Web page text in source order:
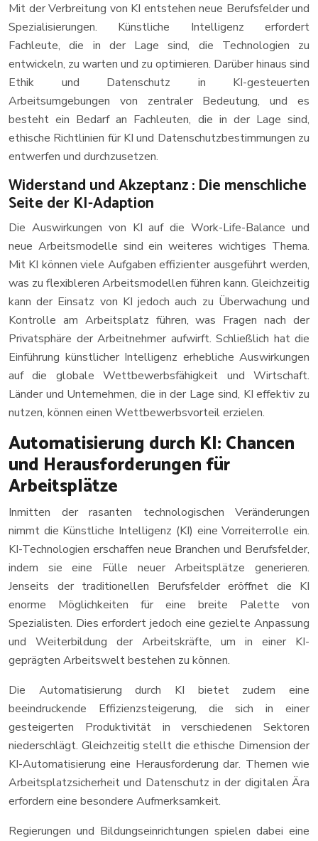
Mit der Verbreitung von KI entstehen neue Berufsfelder und
Spezialisierungen. Künstliche Intelligenz erfordert
Fachleute, die in der Lage sind, die Technologien zu
entwickeln, zu warten und zu optimieren. Darüber hinaus sind
Ethik und Datenschutz in KI-gesteuerten
Arbeitsumgebungen von zentraler Bedeutung, und es
besteht ein Bedarf an Fachleuten, die in der Lage sind,
ethische Richtlinien für KI und Datenschutzbestimmungen zu
entwerfen und durchzusetzen.
Widerstand und Akzeptanz : Die menschliche
Seite der KI-Adaption
Die Auswirkungen von KI auf die Work-Life-Balance und
neue Arbeitsmodelle sind ein weiteres wichtiges Thema.
Mit KI können viele Aufgaben effizienter ausgeführt werden,
was zu flexibleren Arbeitsmodellen führen kann. Gleichzeitig
kann der Einsatz von KI jedoch auch zu Überwachung und
Kontrolle am Arbeitsplatz führen, was Fragen nach der
Privatsphäre der Arbeitnehmer aufwirft. Schließlich hat die
Einführung künstlicher Intelligenz erhebliche Auswirkungen
auf die globale Wettbewerbsfähigkeit und Wirtschaft.
Länder und Unternehmen, die in der Lage sind, KI effektiv zu
nutzen, können einen Wettbewerbsvorteil erzielen.
Automatisierung durch KI: Chancen
und Herausforderungen für
Arbeitsplätze
Inmitten der rasanten technologischen Veränderungen
nimmt die Künstliche Intelligenz (KI) eine Vorreiterrolle ein.
KI-Technologien erschaffen neue Branchen und Berufsfelder,
indem sie eine Fülle neuer Arbeitsplätze generieren.
Jenseits der traditionellen Berufsfelder eröffnet die KI
enorme Möglichkeiten für eine breite Palette von
Spezialisten. Dies erfordert jedoch eine gezielte Anpassung
und Weiterbildung der Arbeitskräfte, um in einer KI-
geprägten Arbeitswelt bestehen zu können.
Die Automatisierung durch KI bietet zudem eine
beeindruckende Effizienzsteigerung, die sich in einer
gesteigerten Produktivität in verschiedenen Sektoren
niederschlägt. Gleichzeitig stellt die ethische Dimension der
KI-Automatisierung eine Herausforderung dar. Themen wie
Arbeitsplatzsicherheit und Datenschutz in der digitalen Ära
erfordern eine besondere Aufmerksamkeit.
Regierungen und Bildungseinrichtungen spielen dabei eine